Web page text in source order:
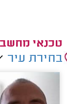
טכנאי
בחירת עיר